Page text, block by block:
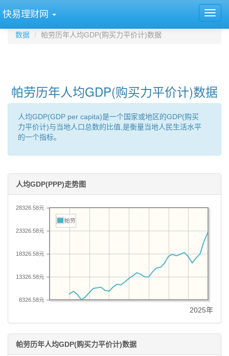
快易理财网
数据 帕劳历年人均GDP(购买力平价计)数据
帕劳历年人均GDP(购买力平价计)数据
人均GDP(GDP per capita)是一个国家或地区的GDP(购买
力平价计)与当地人口总数的比值,是衡量当地人民生活水平
的一个指标。
人均GDP(PPP)走势图
8326.58元
13326.58元
18326.58元
23326.58元
28326.58元
帕劳
2025年
帕劳历年人均GDP(购买力平价计)数据